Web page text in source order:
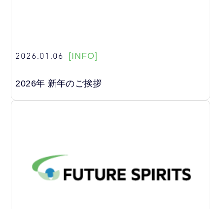
2026.01.06 [INFO]
2026年 新年のご挨拶